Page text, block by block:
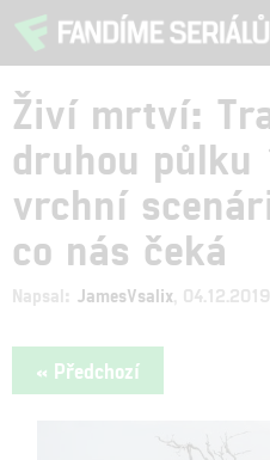
Živí mrtví:
druhou půlku
vrchní
co nás čeká
Napsal: JamesVsalix ,
« Předchozí